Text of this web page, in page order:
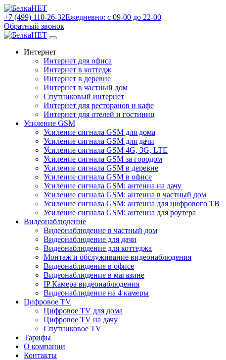
+7 (499) 110-26-32Ежедневно: с 09-00 до 22-00
Обратный звонок
Интернет
Интернет для офиса
Интернет в коттедж
Интернет в деревне
Интернет в частный дом
Спутниковый интернет
Интернет для ресторанов и кафе
Интернет для отелей и гостиниц
Усиление GSM
Усиление сигнала GSM для дома
Усиление сигнала GSM для дачи
Усиление сигнала GSM 4G, 3G, LTE
Усиление сигнала GSM за городом
Усиление сигнала GSM в деревне
Усиление сигнала GSM в офисе
Усиление сигнала GSM: антенна на дачу
Усиление сигнала GSM: антенна в частный дом
Усиление сигнала GSM: антенна для цифрового ТВ
Усиление сигнала GSM: антенна для роутера
Видеонаблюдение
Видеонаблюдение в частный дом
Видеонаблюдение для дачи
Видеонаблюдение для коттеджа
Монтаж и обслуживание видеонаблюдения
Видеонаблюдение в офисе
Видеонаблюдение в магазине
IP Камера видеонаблюдения
Видеонаблюдение на 4 камеры
Цифровое TV
Цифровое TV для дома
Цифровое TV на дачу
Спутниковое TV
Тарифы
О компании
Контакты